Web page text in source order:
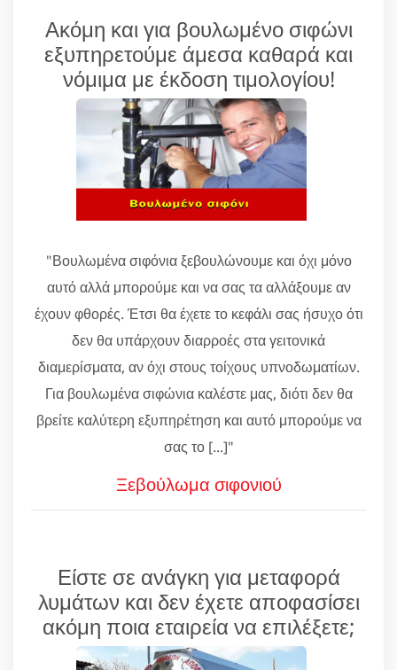
Ακόμη και για βουλωμένο σιφώνι
εξυπηρετούμε άμεσα καθαρά και
νόμιμα με έκδοση τιμολογίου!
"Βουλωμένα σιφόνια ξεβουλώνουμε και όχι μόνο
αυτό αλλά μπορούμε και να σας τα αλλάξουμε αν
έχουν φθορές. Έτσι θα έχετε το κεφάλι σας ήσυχο ότι
δεν θα υπάρχουν διαρροές στα γειτονικά
διαμερίσματα, αν όχι στους τοίχους υπνοδωματίων.
Για βουλωμένα σιφώνια καλέστε μας, διότι δεν θα
βρείτε καλύτερη εξυπηρέτηση και αυτό μπορούμε να
σας το [...]"
Ξεβούλωμα σιφονιού
Είστε σε ανάγκη για μεταφορά
λυμάτων και δεν έχετε αποφασίσει
ακόμη ποια εταιρεία να επιλέξετε;